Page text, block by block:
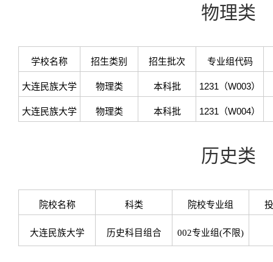
物理类
学校名称 招生类别 招生批次 专业组代码
大连民族大学 物理类 本科批 1231（W003）
大连民族大学 物理类 本科批 1231（W004）
历史类
院校名称 科类 院校专业组
大连民族大学 历史科目组合 002专业组(不限)